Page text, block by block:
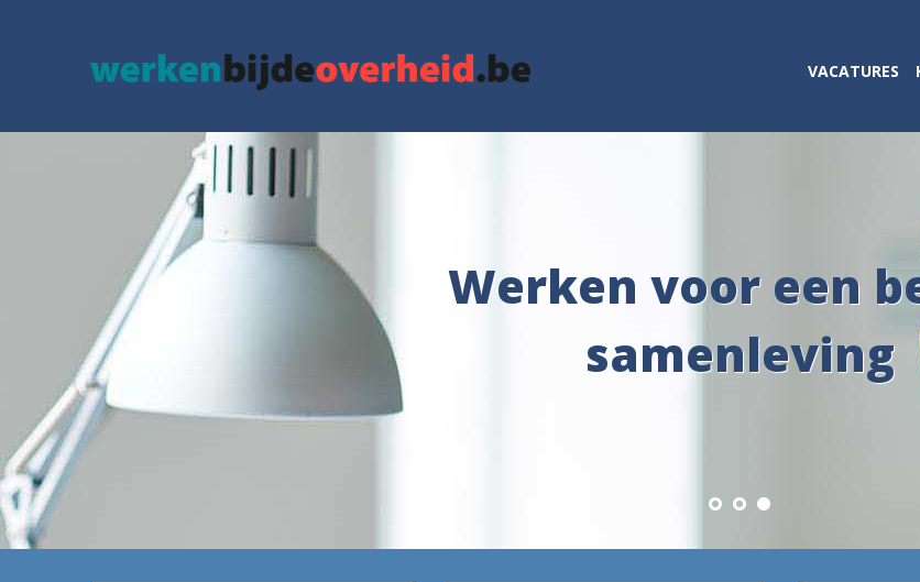
VACATURES
Werken voor een
samenleving